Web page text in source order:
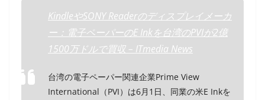
KindleやSONY Readerのディスプレイメーカ
ー：電子ペーパーのE Inkを台湾のPVIが2億
1500万ドルで買収 – ITmedia News
台湾の電子ペーパー関連企業Prime View
International（PVI）は6月1日、同業の米E Inkを